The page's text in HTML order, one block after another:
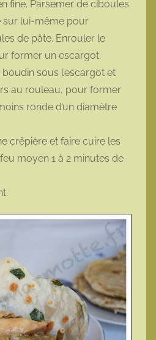
fine. Parsemer de ciboules
sur lui-même pour
de pâte. Enrouler le
former un escargot.
boudin sous l’escargot et
au rouleau, pour former
ronde d’un diamètre
crêpière et faire cuire les
moyen 1 à 2 minutes de